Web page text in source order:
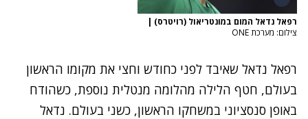
רפאל נדאל המום במונטריאול (רויטרס) |
צילום: מערכת ONE
רפאל נדאל שאיבד לפני כחודש וחצי את מקומו הראשון
בעולם, חטף הלילה מהלומה מנטלית נוספת, כשהודח
באופן סנסציוני במשחקו הראשון, כשני בעולם. נדאל